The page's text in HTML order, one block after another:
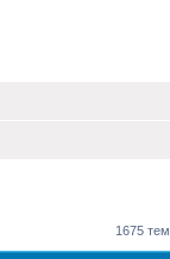
1675 тем